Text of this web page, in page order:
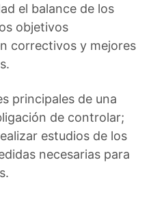
el balance de los
objetivos
correctivos y mejores
principales de una
de controlar;
estudios de los
necesarias para